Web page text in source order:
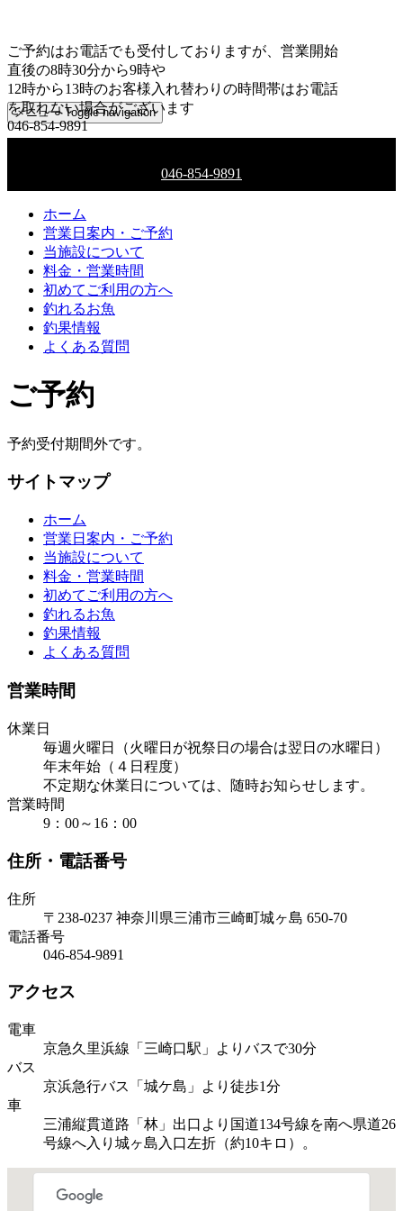
ご予約はお電話でも受付しておりますが、営業開始
直後の8時30分から9時や
12時から13時のお客様入れ替わりの時間帯はお電話
を取れない場合がございます
046-854-9891
メニューToggle navigation
046-854-9891
ホーム
営業日案内・ご予約
当施設について
料金・営業時間
初めてご利用の方へ
釣れるお魚
釣果情報
よくある質問
ご予約
予約受付期間外です。
サイトマップ
ホーム
営業日案内・ご予約
当施設について
料金・営業時間
初めてご利用の方へ
釣れるお魚
釣果情報
よくある質問
営業時間
休業日
毎週火曜日（火曜日が祝祭日の場合は翌日の水曜日）
年末年始（４日程度）
不定期な休業日については、随時お知らせします。
営業時間
9：00～16：00
住所・電話番号
住所
〒238-0237 神奈川県三浦市三崎町城ヶ島 650-70
電話番号
046-854-9891
アクセス
電車
京急久里浜線「三崎口駅」よりバスで30分
バス
京浜急行バス「城ケ島」より徒歩1分
車
三浦縦貫道路「林」出口より国道134号線を南へ県道26
号線へ入り城ヶ島入口左折（約10キロ）。